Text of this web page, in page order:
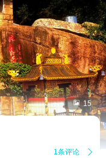
 15
1条评论 